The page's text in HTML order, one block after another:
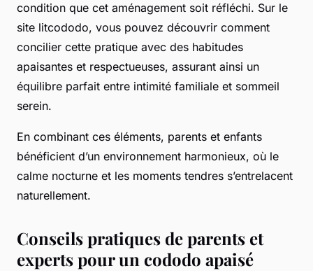
condition que cet aménagement soit réfléchi. Sur le
site litcododo, vous pouvez découvrir comment
concilier cette pratique avec des habitudes
apaisantes et respectueuses, assurant ainsi un
équilibre parfait entre intimité familiale et sommeil
serein.
En combinant ces éléments, parents et enfants
bénéficient d’un environnement harmonieux, où le
calme nocturne et les moments tendres s’entrelacent
naturellement.
Conseils pratiques de parents et
experts pour un cododo apaisé